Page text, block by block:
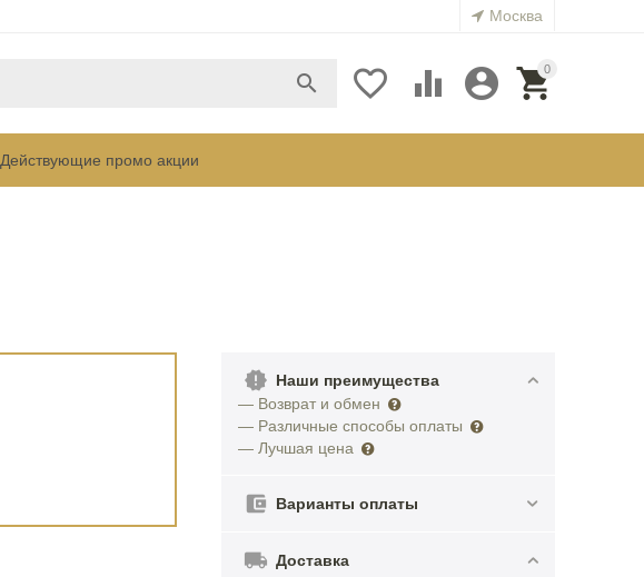
Москва
0


 

Действующие промо акции
Наши преимущества
— Возврат и обмен
— Различные способы оплаты
— Лучшая цена
Варианты оплаты
Доставка